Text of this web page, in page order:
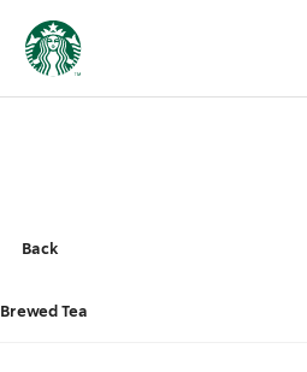
Back
Brewed Tea